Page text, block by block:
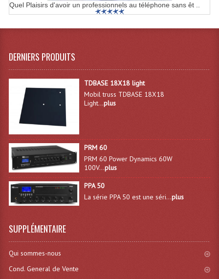
Blocs De Puissance
Chenillards Modulateurs
Filtres Et Divers
Flexibles Lumineux Leds
Gyrophares À Leds
Lampes Ampoules
Ampoules - Tubes Lumière Noire Black Gun
Lampes Halogenes Divers
Quel Plaisirs d'avoir un professionnels au téléphone sans êt ..
DERNIERS PRODUITS
TDBASE 18X18 light
Mobil truss TDBASE 18X18
Light...plus
PRM 60
PRM 60 Power Dynamics 60W
100V...plus
PPA 50
La série PPA 50 est une séri...plus
SUPPLÉMENTAIRE
Qui sommes-nous
Cond. General de Vente